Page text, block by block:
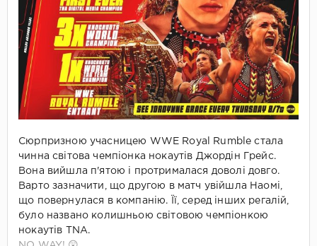
Сюрпризною учасницею WWE Royal Rumble стала
чинна світова чемпіонка нокаутів Джордін Грейс.
Вона вийшла п'ятою і протрималася доволі довго.
Варто зазначити, що другою в матч увійшла Наомі,
що повернулася в компанію. Її, серед інших регалій,
було названо колишньою світовою чемпіонкою
нокаутів TNA.